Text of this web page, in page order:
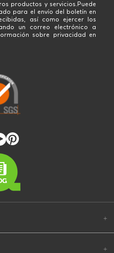
productos y servicios.Puede
para el envío del boletín en
así como ejercer los
un correo electrónico a
sobre privacidad en
+
+